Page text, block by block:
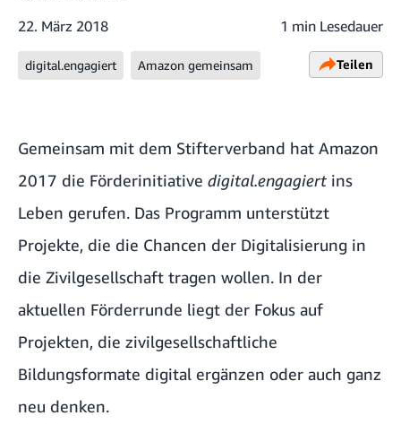
22. März 2018 1 min Lesedauer
digital.engagiert Amazon gemeinsam Teilen
Gemeinsam mit dem Stifterverband hat Amazon
2017 die Förderinitiative digital.engagiert ins
Leben gerufen. Das Programm unterstützt
Projekte, die die Chancen der Digitalisierung in
die Zivilgesellschaft tragen wollen. In der
aktuellen Förderrunde liegt der Fokus auf
Projekten, die zivilgesellschaftliche
Bildungsformate digital ergänzen oder auch ganz
neu denken.